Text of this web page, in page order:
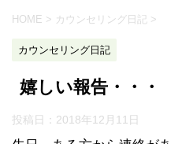
HOME > カウンセリング日記 >
カウンセリング日記
嬉しい報告・・・
投稿日： 2018年12月11日